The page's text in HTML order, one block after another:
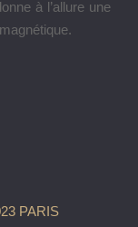
à l’allure une